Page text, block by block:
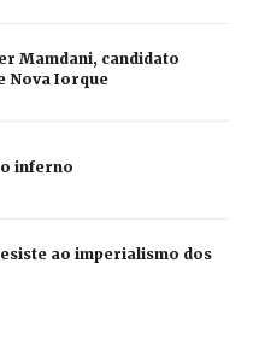
Mamdani, candidato
Nova Iorque
inferno
ao imperialismo dos